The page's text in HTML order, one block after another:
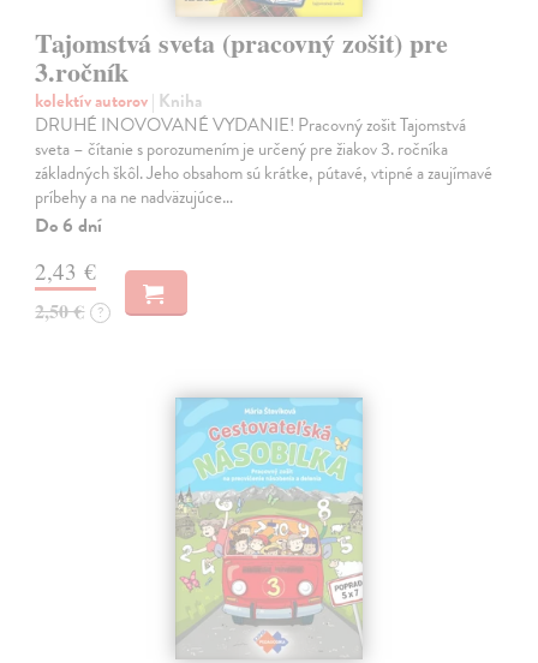
Tajomstvá sveta (pracovný zošit) pre
3.ročník
kolektív autorov| Kniha
DRUHÉ INOVOVANÉ VYDANIE! Pracovný zošit Tajomstvá
sveta – čítanie s porozumením je určený pre žiakov 3. ročníka
základných škôl. Jeho obsahom sú krátke, pútavé, vtipné a zaujímavé
príbehy a na ne nadväzujúce…
Do 6 dní
2,43 €
2,50 € ?